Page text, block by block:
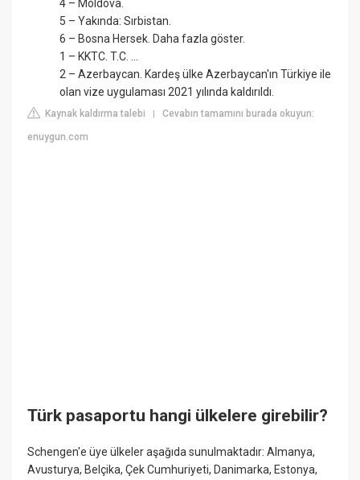
4 – Moldova.
5 – Yakında: Sırbistan.
6 – Bosna Hersek. Daha fazla göster.
1 – KKTC. T.C. ...
2 – Azerbaycan. Kardeş ülke Azerbaycan'ın Türkiye ile
olan vize uygulaması 2021 yılında kaldırıldı.
Kaynak kaldırma talebi |Cevabın tamamını burada okuyun:
enuygun.com
Türk pasaportu hangi ülkelere girebilir?
Schengen'e üye ülkeler aşağıda sunulmaktadır: Almanya,
Avusturya, Belçika, Çek Cumhuriyeti, Danimarka, Estonya,